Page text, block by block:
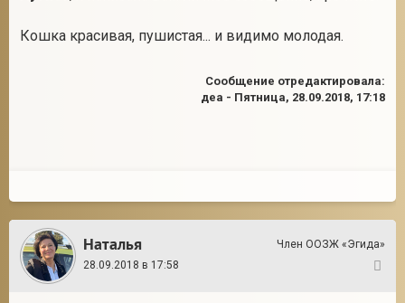
Кошка красивая, пушистая... и видимо молодая.
Сообщение отредактировала:
деа - Пятница, 28.09.2018, 17:18
Наталья
Член ООЗЖ «Эгида»
28.09.2018 в 17:58